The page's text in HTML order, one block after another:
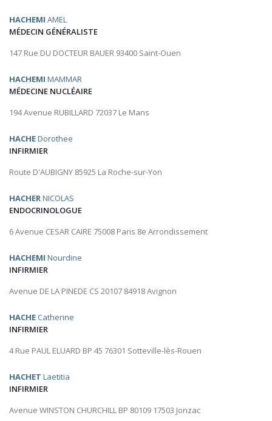
HACHEMI AMEL
MÉDECIN GÉNÉRALISTE
147 Rue DU DOCTEUR BAUER 93400 Saint-Ouen
HACHEMI MAMMAR
MÉDECINE NUCLÉAIRE
194 Avenue RUBILLARD 72037 Le Mans
HACHEDorothee
INFIRMIER
Route D'AUBIGNY 85925 La Roche-sur-Yon
HACHERNICOLAS
ENDOCRINOLOGUE
6 Avenue CESAR CAIRE 75008 Paris 8e Arrondissement
HACHEMI Nourdine
INFIRMIER
Avenue DE LA PINEDE CS 20107 84918 Avignon
HACHE Catherine
INFIRMIER
4 Rue PAUL ELUARD BP 45 76301 Sotteville-lès-Rouen
HACHET Laetitia
INFIRMIER
Avenue WINSTON CHURCHILL BP 80109 17503 Jonzac